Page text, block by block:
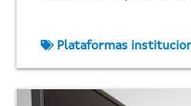
Plataformas